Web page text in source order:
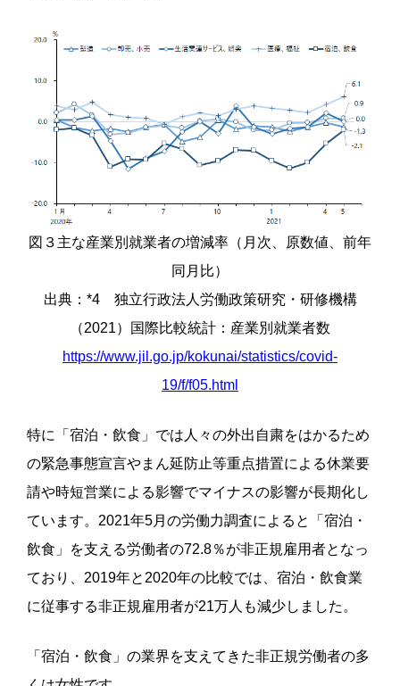
図３主な産業別就業者の増減率（月次、原数値、前年
同月比）
出典：*4 独立行政法人労働政策研究・研修機構
（2021）国際比較統計：産業別就業者数
https://www.jil.go.jp/kokunai/statistics/covid-
19/f/f05.html
特に「宿泊・飲食」では人々の外出自粛をはかるため
の緊急事態宣言やまん延防止等重点措置による休業要
請や時短営業による影響でマイナスの影響が長期化し
ています。2021年5月の労働力調査によると「宿泊・
飲食」を支える労働者の72.8％が非正規雇用者となっ
ており、2019年と2020年の比較では、宿泊・飲食業
に従事する非正規雇用者が21万人も減少しました。
「宿泊・飲食」の業界を支えてきた非正規労働者の多